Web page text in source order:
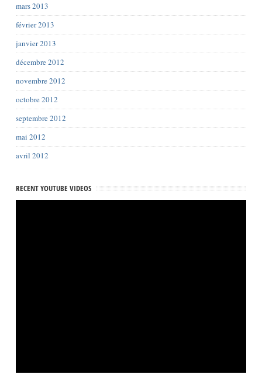
mars 2013
février 2013
janvier 2013
décembre 2012
novembre 2012
octobre 2012
septembre 2012
mai 2012
avril 2012
RECENT YOUTUBE VIDEOS